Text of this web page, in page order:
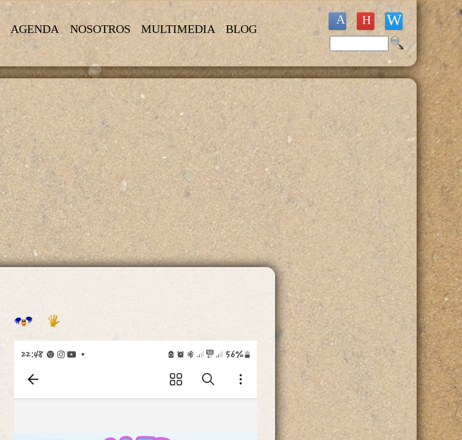
AGENDA NOSOTROS MULTIMEDIA BLOG
Formulario de búsqueda